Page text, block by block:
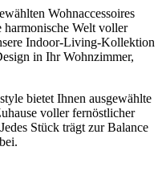
Wohnaccessoires
Welt voller
Indoor-Living-Kollektion
in Ihr Wohnzimmer,
bietet Ihnen ausgewählte
voller fernöstlicher
Stück trägt zur Balance